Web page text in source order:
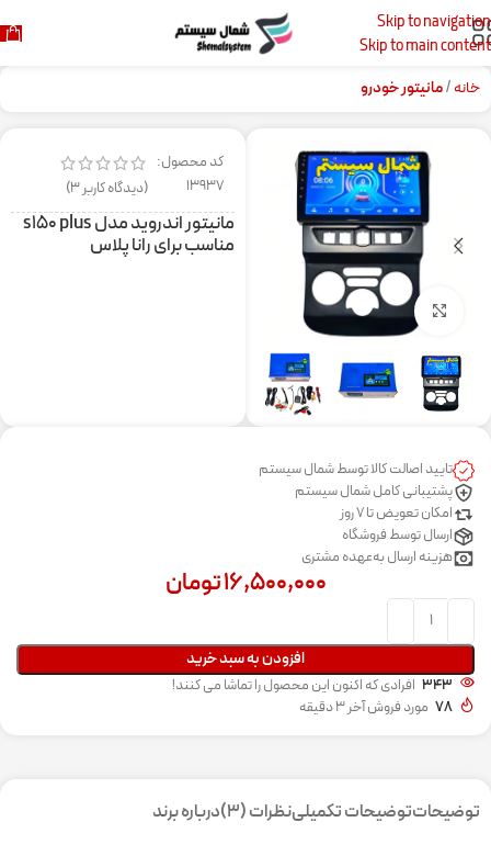
Skip to navigation
Skip to main content
خانه مانیتور خودرو
برای بزرگنمایی کلیک کنید
کد محصول:
13937
(دیدگاه کاربر3
)
مانیتور اندروید مدل s۱۵۰ plus
مناسب برای رانا پلاس
تایید اصالت کالا توسط شمال سیستم
پشتیبانی کامل شمال سیستم
امکان تعویض تا 7 روز
ارسال توسط فروشگاه
هزینه ارسال به‌عهده مشتری
۱۶,۵۰۰,۰۰۰تومان
افزودن به سبد خرید
343 افرادی که اکنون این محصول را تماشا می کنند!
78 مورد فروش آخر 3 دقیقه
توضیحاتتوضیحات تکمیلینظرات (3) درباره برند